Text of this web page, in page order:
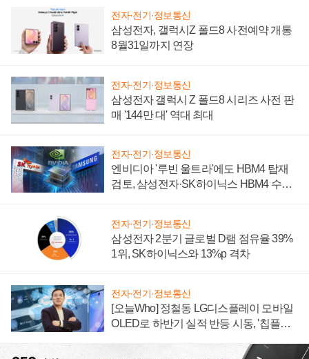
전자·전기·정보통신
삼성전자, 갤럭시Z 폴드8 사전예약 개통
8월31일까지 연장
전자·전기·정보통신
삼성전자 갤럭시 Z 폴드8 시리즈 사전 판
매 '144만 대' 역대 최대
전자·전기·정보통신
엔비디아 '루빈 울트라'에도 HBM4 탑재
검토, 삼성전자·SK하이닉스 HBM4 수율
전자·전기·정보통신
삼성전자 2분기 글로벌 D램 점유율 39%
1위, SK하이닉스와 13%p 격차
전자·전기·정보통신
[오늘Who] 정철동 LG디스플레이 모바일
OLED로 하반기 실적 반등 시동, '칩플레